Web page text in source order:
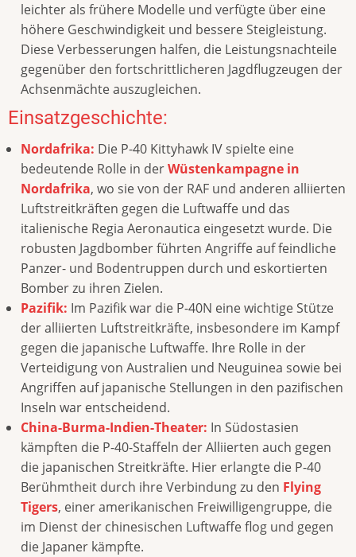
leichter als frühere Modelle und verfügte über eine
höhere Geschwindigkeit und bessere Steigleistung.
Diese Verbesserungen halfen, die Leistungsnachteile
gegenüber den fortschrittlicheren Jagdflugzeugen der
Achsenmächte auszugleichen.
Einsatzgeschichte:
Nordafrika: Die P-40 Kittyhawk IV spielte eine
bedeutende Rolle in derWüstenkampagne in
Nordafrika, wo sie von der RAF und anderen alliierten
Luftstreitkräften gegen die Luftwaffe und das
italienische Regia Aeronautica eingesetzt wurde. Die
robusten Jagdbomber führten Angriffe auf feindliche
Panzer- und Bodentruppen durch und eskortierten
Bomber zu ihren Zielen.
Pazifik: Im Pazifik war die P-40N eine wichtige Stütze
der alliierten Luftstreitkräfte, insbesondere im Kampf
gegen die japanische Luftwaffe. Ihre Rolle in der
Verteidigung von Australien und Neuguinea sowie bei
Angriffen auf japanische Stellungen in den pazifischen
Inseln war entscheidend.
China-Burma-Indien-Theater: In Südostasien
kämpften die P-40-Staffeln der Alliierten auch gegen
die japanischen Streitkräfte. Hier erlangte die P-40
Berühmtheit durch ihre Verbindung zu den Flying
Tigers, einer amerikanischen Freiwilligengruppe, die
im Dienst der chinesischen Luftwaffe flog und gegen
die Japaner kämpfte.